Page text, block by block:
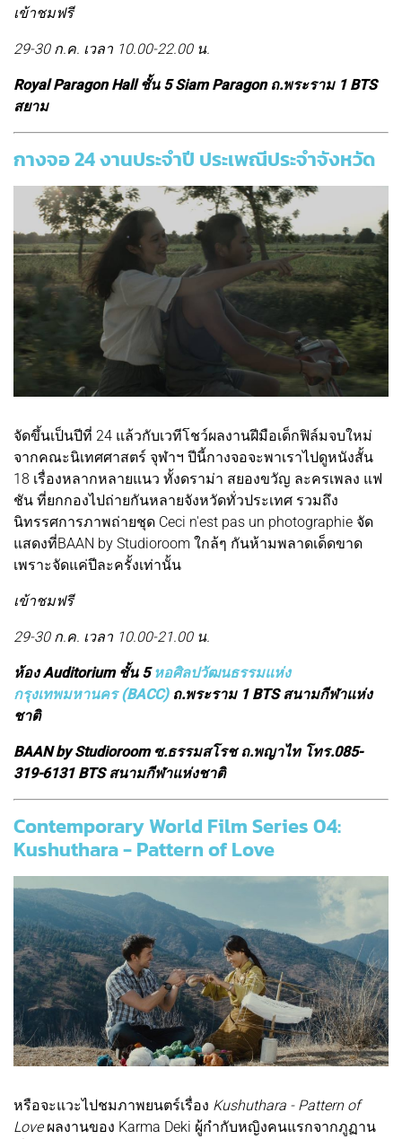
เข้าชมฟรี
29-30 ก.ค. เวลา 10.00-22.00 น.
Royal Paragon Hall ชั้น 5 Siam Paragon ถ.พระราม 1 BTS
สยาม
กางจอ 24 งานประจำปี ประเพณีประจำจังหวัด
จัดขึ้นเป็นปีที่ 24 แล้วกับเวทีโชว์ผลงานฝีมือเด็กฟิล์มจบใหม่
จากคณะนิเทศศาสตร์ จุฬาฯ ปีนี้กางจอจะพาเราไปดูหนังสั้น
18 เรื่องหลากหลายแนว ทั้งดราม่า สยองขวัญ ละครเพลง แฟ
ชัน ที่ยกกองไปถ่ายกันหลายจังหวัดทั่วประเทศ รวมถึง
นิทรรศการภาพถ่ายชุด Ceci n'est pas un photographie จัด
แสดงที่BAAN by Studioroom ใกล้ๆ กันห้ามพลาดเด็ดขาด
เพราะจัดแค่ปีละครั้งเท่านั้น
เข้าชมฟรี
29-30 ก.ค. เวลา 10.00-21.00 น.
ห้อง Auditorium ชั้น 5หอศิลปวัฒนธรรมแห่ง
กรุงเทพมหานคร (BACC)ถ.พระราม 1 BTS สนามกีฬาแห่ง
ชาติ
BAAN by Studioroom ซ.ธรรมสโรช ถ.พญาไท โทร.085-
319-6131 BTS สนามกีฬาแห่งชาติ
Contemporary World Film Series 04:
Kushuthara - Pattern of Love
หรือจะแวะไปชมภาพยนตร์เรื่อง Kushuthara - Pattern of
Love ผลงานของ Karma Deki ผู้กำกับหญิงคนแรกจากภูฏาน